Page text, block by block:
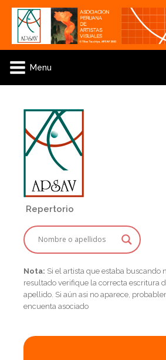
Menu
Repertorio
Nota: Si el artista que estaba buscando
resultado verifique la correcta escritura
apellido. Si aún asi no aparece,
encuenta asociado